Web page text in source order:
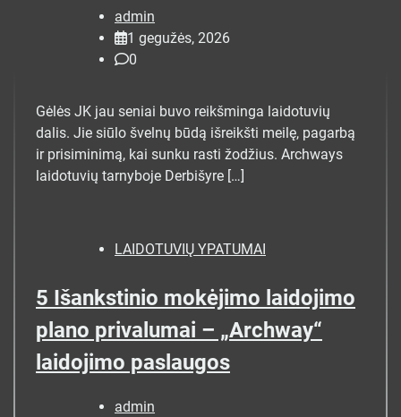
admin
1 gegužės, 2026
0
Gėlės JK jau seniai buvo reikšminga laidotuvių
dalis. Jie siūlo švelnų būdą išreikšti meilę, pagarbą
ir prisiminimą, kai sunku rasti žodžius. Archways
laidotuvių tarnyboje Derbišyre […]
LAIDOTUVIŲ YPATUMAI
5 Išankstinio mokėjimo laidojimo
plano privalumai – „Archway“
laidojimo paslaugos
admin